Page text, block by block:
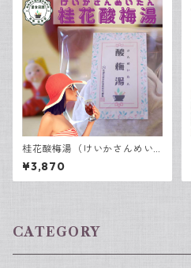
桂花酸梅湯（けいかさんめい
たん） 3袋入
¥3,870
CATEGORY